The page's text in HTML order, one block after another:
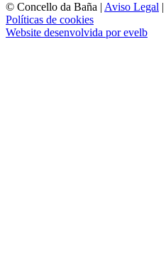
© Concello da Baña | Aviso Legal |
Políticas de cookies
Website desenvolvida por evelb